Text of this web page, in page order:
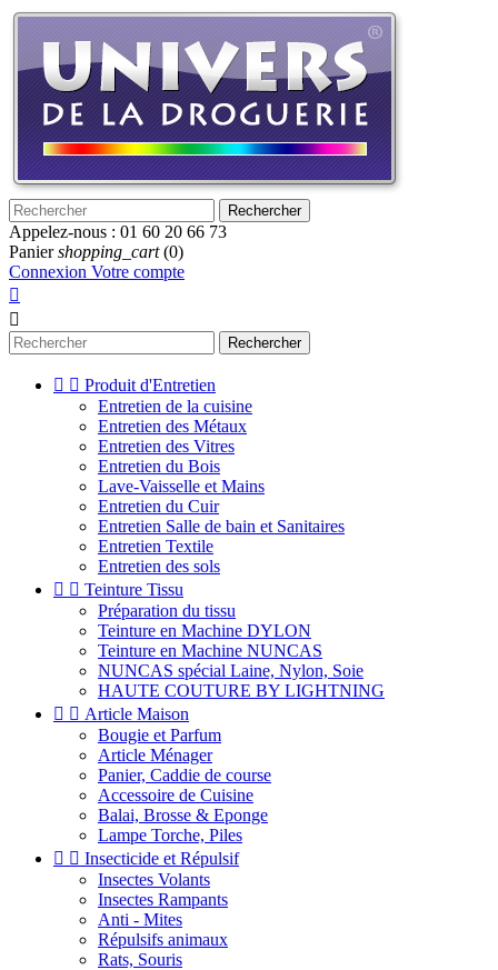
Rechercher
Appelez-nous : 01 60 20 66 73
Panier shopping_cart (0)
Connexion Votre compte


Rechercher
  Produit d'Entretien
Entretien de la cuisine
Entretien des Métaux
Entretien des Vitres
Entretien du Bois
Lave-Vaisselle et Mains
Entretien du Cuir
Entretien Salle de bain et Sanitaires
Entretien Textile
Entretien des sols
  Teinture Tissu
Préparation du tissu
Teinture en Machine DYLON
Teinture en Machine NUNCAS
NUNCAS spécial Laine, Nylon, Soie
HAUTE COUTURE BY LIGHTNING
  Article Maison
Bougie et Parfum
Article Ménager
Panier, Caddie de course
Accessoire de Cuisine
Balai, Brosse & Eponge
Lampe Torche, Piles
  Insecticide et Répulsif
Insectes Volants
Insectes Rampants
Anti - Mites
Répulsifs animaux
Rats, Souris